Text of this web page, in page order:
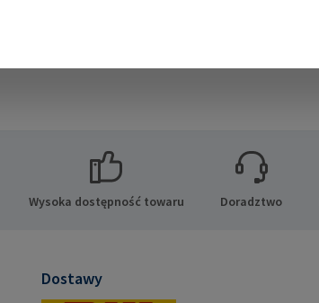
Wysoka dostępność towaru Doradztwo
Dostawy